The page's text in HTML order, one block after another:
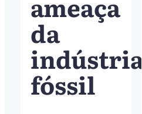
da
indústria
fóssil